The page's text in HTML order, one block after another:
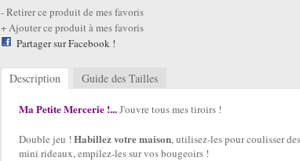
Retirer ce produit de mes favoris
Ajouter ce produit à mes favoris
Partager sur Facebook !
Description Guide des Tailles
Ma Petite Mercerie !...J'ouvre tous mes tiroirs !
Double jeu ! Habillez votre maison, utilisez-les pour coulisser
mini rideaux, empilez-les sur vos bougeoirs !